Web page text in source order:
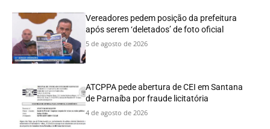
Vereadores pedem posição da prefeitura
após serem ‘deletados’ de foto oficial
5 de agosto de 2026
ATCPPA pede abertura de CEI em Santana
de Parnaíba por fraude licitatória
4 de agosto de 2026